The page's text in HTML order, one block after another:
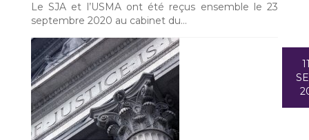
Le SJA et l’USMA ont été reçus ensemble le 23
septembre 2020 au cabinet du…